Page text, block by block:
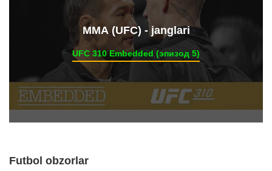
ММА (UFC) - janglari
UFC 310 Embedded (эпизод 5)
Futbol obzorlar